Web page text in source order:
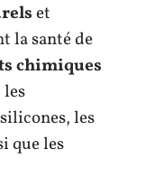
et
la santé de
chimiques
les
que les